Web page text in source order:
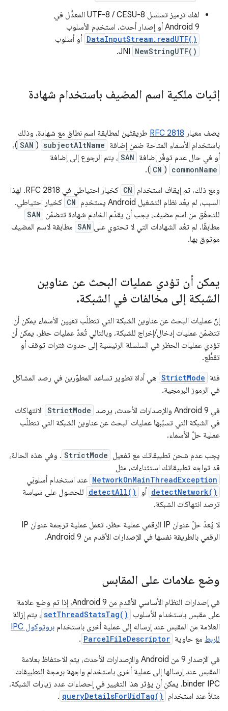
لفك ترميز تسلسل UTF-8 / CESU-8 المعدَّل في
Android 9 أو إصدار أحدث، استخدِم الأسلوب
DataInputStream.readUTF() أو أسلوب
NewStringUTF()
إثبات ملكية اسم المضيف باستخدام شهادة
يصف معيار RFC 2818 طريقتَين لمطابقة اسم نطاق مع شهادة، وذلك
باستخدام الأسماء المتاحة ضمن إضافة subjectAltName
(
SAN )،
أو في حال عدم توفّر إضافة SAN ، يتم الرجوع إلى إضافة
commonName
(
CN
).
ومع ذلك، تم إيقاف استخدام CN
كخيار احتياطي في RFC 2818. لهذا
السبب، لم يعُد نظام التشغيل Android يستخدِم
CN كخيار احتياطي.
للتحقّق من اسم مضيف، يجب أن يقدّم الخادم شهادة تتضمّن SAN
مطابقًا. لم تعُد الشهادات التي لا تحتوي على SAN مطابقة لاسم المضيف
موثوق بها.
يمكن أن تؤدي عمليات البحث عن عناوين
الشبكة إلى مخالفات في الشبكة.
إنّ عمليات البحث عن عناوين الشبكة التي تتطلّب تعيين الأسماء يمكن أن
تتضمّن عمليات إدخال/إخراج للشبكة، وبالتالي تُعدّ عمليات حظر. يمكن أن
تؤدي عمليات الحظر في السلسلة الرئيسية إلى حدوث فترات توقف أو
تقطُّع.
فئة StrictMode هي أداة تطوير تساعد المطوّرين في رصد المشاكل
في الرموز البرمجية.
في Android 9 والإصدارات الأحدث، يرصد
StrictMode الانتهاكات
في الشبكة التي تسبّبها عمليات البحث عن عناوين الشبكة التي تتطلّب
عملية حلّ الأسماء.
يجب عدم شحن تطبيقاتك مع تفعيل StrictMode . وفي هذه الحالة،
قد تواجه تطبيقاتك استثناءات، مثل
NetworkOnMainThreadException عند استخدام أسلوبَي
detectNetwork() أو detectAll() للحصول على سياسة
ترصد انتهاكات الشبكة.
لا يُعدّ حلّ عنوان IP الرقمي عملية حظر. تعمل عملية ترجمة عنوان IP
الرقمي بالطريقة نفسها في الإصدارات الأقدم من Android 9.
وضع علامات على المقابس
في إصدارات النظام الأساسي الأقدم من Android 9، إذا تم وضع علامة
على مقبس باستخدام الأسلوب
setThreadStatsTag() ، يتم إزالة
العلامة من المقبس عند إرساله إلى عملية أخرى باستخدام
بروتوكول IPC
للربط مع حاوية ParcelFileDescriptor
.
في الإصدار 9 من Android والإصدارات الأحدث، يتم الاحتفاظ بعلامة
المقبس عند إرسالها إلى عملية أخرى باستخدام واجهة برمجة التطبيقات
binder IPC. يمكن أن يؤثر هذا التغيير في إحصاءات عدد زيارات الشبكة،
مثلاً عند استخدام
queryDetailsForUidTag()
.